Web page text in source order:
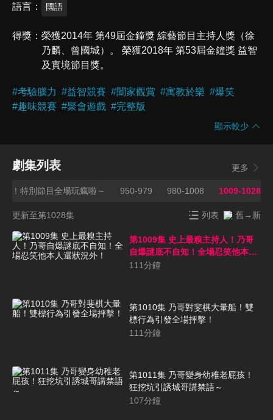
語言 國語
得獎
榮獲2014年 第49屆金鐘獎 綜藝節目主持人獎（徐
乃麟、曾國城）。 榮獲2018年 第53屆金鐘獎 益智
及實境節目獎。
#考驗腦力 #益智競賽 #闔家觀賞 #寓教於樂 #爆笑
#趣味競賽 #聚會遊戲 #完整版
顯示較少
劇集列表 更多
！特別節目全場玩瘋啦～ 950-979 980-1008 1009-1028
更新至第1028集 列表 舊→新
第1009集 史上最糗主持人！乃哥
自爆謎底不自知！全場忍笑他本人
還狀況外！
111分鐘
第1010集 乃哥對斐棋大暈船！雙
標行為引發全場抨擊！
111分鐘
第1011集 乃哥變身幼稚老屁孩！
狂挖坑引誘城哥講禁語～
107分鐘